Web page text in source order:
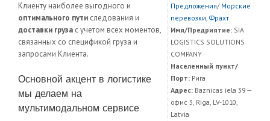
Клиенту наиболее выгодного и
оптимального пути следования и
доставки груза с учетом всех моментов,
связанных со спецификой груза и
запросами Клиента.
Основной акцент в логистике
мы делаем на
мультимодальном сервисе:
Предложения/ Морские
перевозки, Фрахт
Имя/Предриятие:SIA
LOGISTICS SOLUTIONS
COMPANY
Населенный пункт/
Порт:Рига
Адрес:Baznicas iela 39 —
офис 3, Riga, LV-1010,
Latvia